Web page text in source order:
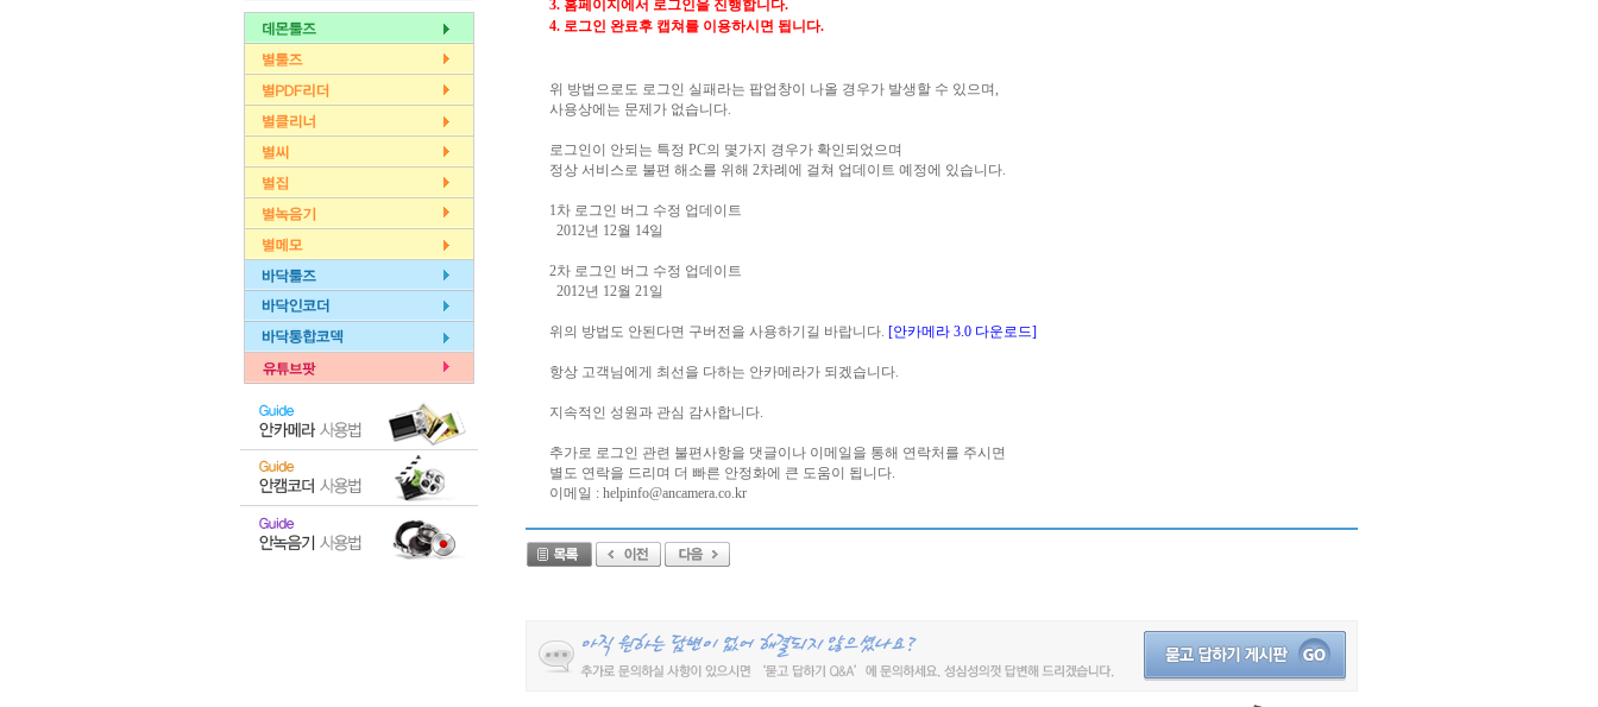
3. 홈페이지에서 로그인을 진행합니다.
4. 로그인 완료후 캡쳐를 이용하시면 됩니다.
위 방법으로도 로그인 실패라는 팝업창이 나올 경우가 발생할 수 있으며,
사용상에는 문제가 없습니다.
로그인이 안되는 특정 PC의 몇가지 경우가 확인되었으며
정상 서비스로 불편 해소를 위해 2차례에 걸쳐 업데이트 예정에 있습니다.
1차 로그인 버그 수정 업데이트
2012년 12월 14일
2차 로그인 버그 수정 업데이트
2012년 12월 21일
위의 방법도 안된다면 구버전을 사용하기길 바랍니다. [안카메라 3.0 다운로드]
항상 고객님에게 최선을 다하는 안카메라가 되겠습니다.
지속적인 성원과 관심 감사합니다.
추가로 로그인 관련 불편사항을 댓글이나 이메일을 통해 연락처를 주시면
별도 연락을 드리며 더 빠른 안정화에 큰 도움이 됩니다.
이메일 : helpinfo@ancamera.co.kr